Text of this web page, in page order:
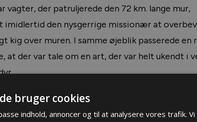
der patruljerede den 72 km. lange mur,
imidlertid den nysgerrige missionær at
over muren. I samme øjeblik passerede en
at der var tale om en art, der var helt ukendt i
interesserede missionær at fremskaffe et
Alphonse Milne-Edwardsi 1866 kunne
bruger cookies
indhold, annoncer og til at analysere vores trafik.